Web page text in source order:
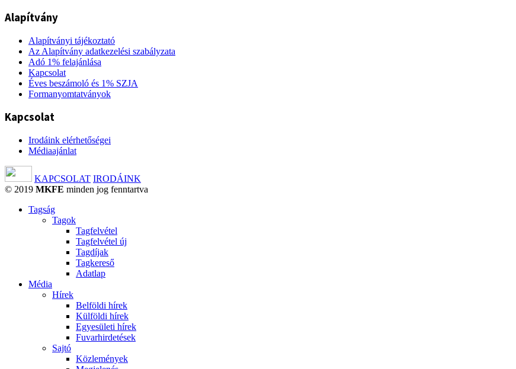
Alapítvány
Alapítványi tájékoztató
Az Alapítvány adatkezelési szabályzata
Adó 1% felajánlása
Kapcsolat
Éves beszámoló és 1% SZJA
Formanyomtatványok
Kapcsolat
Irodáink elérhetőségei
Médiaajánlat
KAPCSOLAT IRODÁINK
© 2019 MKFE minden jog fenntartva
Tagság
Tagok
Tagfelvétel
Tagfelvétel új
Tagdíjak
Tagkereső
Adatlap
Média
Hírek
Belföldi hírek
Külföldi hírek
Egyesületi hírek
Fuvarhirdetések
Sajtó
Közlemények